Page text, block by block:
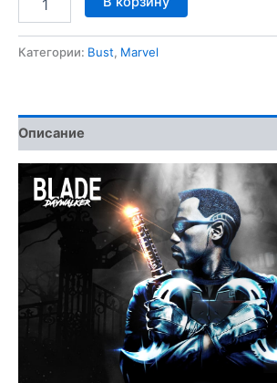
товара
Bust
Категории: Bust, Marvel
Описание